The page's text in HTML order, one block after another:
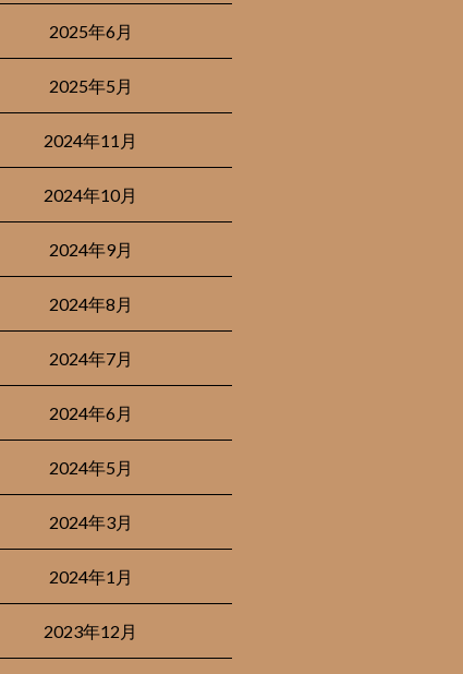
2025年6月
2025年5月
2024年11月
2024年10月
2024年9月
2024年8月
2024年7月
2024年6月
2024年5月
2024年3月
2024年1月
2023年12月